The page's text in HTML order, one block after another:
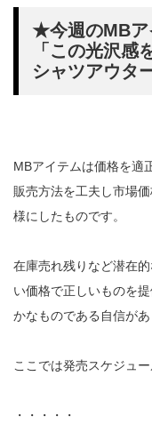
★今週のMB
「この光沢感
シャツアウタ
MBアイテムは価格を適
販売方法を工夫し市場
様にしたものです。
在庫売れ残りなど潜在
い価格で正しいものを
かなものである自信があ
ここでは発売スケジュ
・・・・・